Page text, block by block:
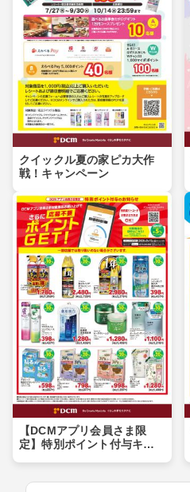
クイックル夏の家ピカ大作
戦！キャンペーン
【DCMアプリ会員さま限
定】特別ポイント付与キャ